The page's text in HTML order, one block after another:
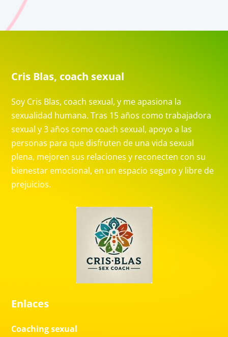
Cris Blas, coach sexual
Soy Cris Blas, coach sexual, y me apasiona la
sexualidad humana. Tras 15 años como trabajadora
sexual y 3 años como coach sexual, apoyo a las
personas para que disfruten de una vida sexual
plena, mejoren sus relaciones y reconecten con su
bienestar emocional, en un espacio seguro y libre de
prejuicios.
Enlaces
Coaching sexual